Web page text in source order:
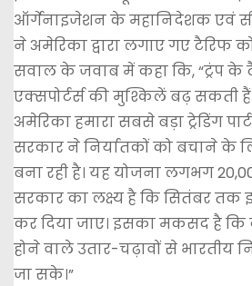
ऑर्गेनाइजेशन के महानिदेशक एवं
ने अमेरिका द्वारा लगाए गए
सवाल के जवाब में कहा कि, “ट्रंप के
एक्सपोर्टर्स की मुश्किलें बढ़ सकती
अमेरिका हमारा सबसे बड़ा ट्रेडिंग
सरकार ने निर्यातकों को बचाने के
बना रही है। यह योजना लगभग
सरकार का लक्ष्य है कि सितंबर तक
कर दिया जाए। इसका मकसद है कि
होने वाले उतार-चढ़ावों से भारतीय
जा सके।”